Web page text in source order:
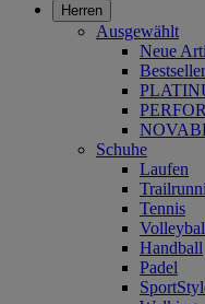
Herren
Ausgewählt
Neue
Bestseller
Schuhe
Laufen
Tennis
Handball
Padel